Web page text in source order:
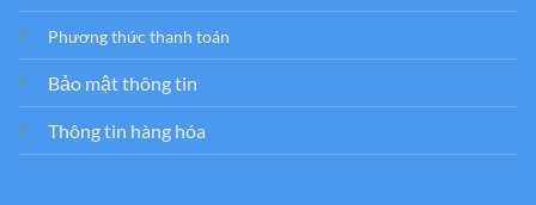
Phương thức thanh toán
Bảo mật thông tin
Thông tin hàng hóa